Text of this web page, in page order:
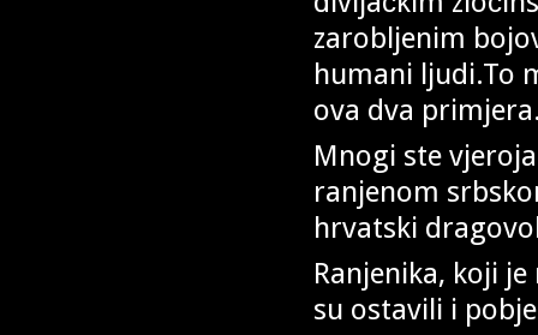
zarobljenim
humani ljudi.To
ova dva
Mnogi ste
ranjenom
hrvatski
Ranjenika, koji
su ostavili i